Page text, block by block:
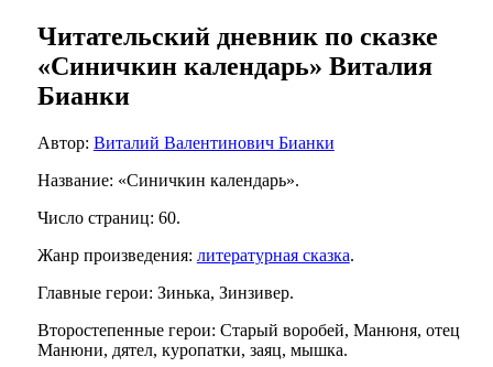
Читательский дневник по сказке
«Синичкин календарь» Виталия
Бианки
Автор: Виталий Валентинович Бианки
Название: «Синичкин календарь».
Число страниц: 60.
Жанр произведения: литературная сказка.
Главные герои: Зинька, Зинзивер.
Второстепенные герои: Старый воробей, Манюня, отец
Манюни, дятел, куропатки, заяц, мышка.